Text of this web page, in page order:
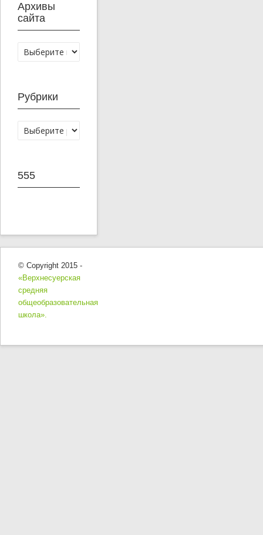
Архивы
сайта
Рубрики
555
© Copyright 2015 -
«Верхнесуерская
средняя
общеобразовательная
школа».